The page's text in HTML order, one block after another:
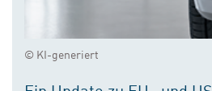
© KI-generiert